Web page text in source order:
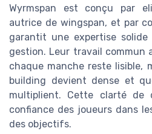
Wyrmspan est conçu par
autrice de wingspan, et par
garantit une expertise
gestion. Leur travail commun
chaque manche reste lisible,
building devient dense et
multiplient. Cette clarté de
confiance des joueurs dans
des objectifs.